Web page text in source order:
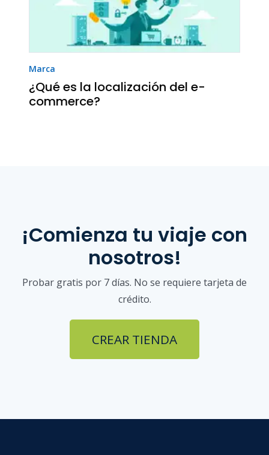
Marca
¿Qué es la localización del e-
commerce?
¡Comienza tu viaje con
nosotros!
Probar gratis por 7 días. No se requiere tarjeta de
crédito.
CREAR TIENDA